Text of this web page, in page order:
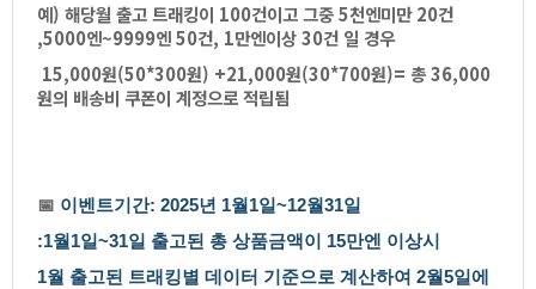
예)해당월출고트래킹이100건이고그중5천엔미만20건
,5000엔~9999엔50건,1만엔이상30건일경우
15,000원(50*300원)+21,000원(30*700원)=총36,000
원의배송비쿠폰이계정으로적립됨
📅 이벤트기간:2025년1월1일~12월31일
:1월1일~31일출고된총상품금액이15만엔이상시
1월출고된트래킹별데이터기준으로계산하여2월5일에